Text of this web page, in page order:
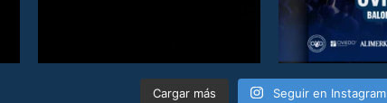
Cargar más Seguir en Instagram